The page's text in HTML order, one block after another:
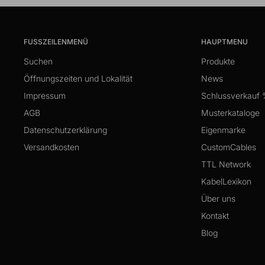
FUSSZEILENMENÜ
Suchen
Öffnungszeiten und Lokalität
Impressum
AGB
Datenschutzerklärung
Versandkosten
HAUPTMENU
Produkte
News
Schlussverkauf
Musterkataloge
Eigenmarke
CustomCables
TTL Network
KabelLexikon
Über uns
Kontakt
Blog